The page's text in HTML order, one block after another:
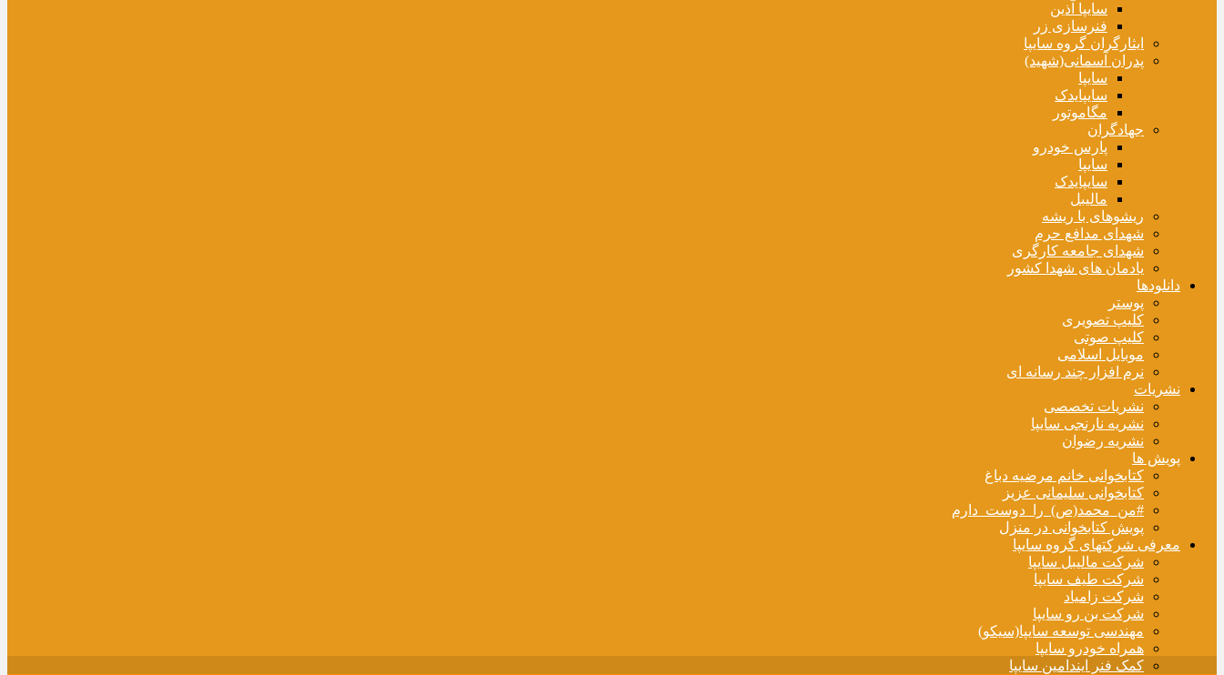
سایپا آذین
فنرسازی زر
ایثارگران گروه سایپا
پدران آسمانی(شهید)
سایپا
سایپایدک
مگاموتور
جهادگران
پارس خودرو
سایپا
سایپایدک
مالیبل
ریشوهای با ریشه
شهدای مدافع حرم
شهدای جامعه کارگری
یادمان های شهدا کشور
دانلودها
پوستر
کلیپ تصویری
کلیپ صوتی
موبایل اسلامی
نرم افزار چند رسانه ای
نشریات
نشریات تخصصی
نشریه نارنجی سایپا
نشریه رضوان
پویش ها
کتابخوانی خانم مرضیه دباغ
کتابخوانی سلیمانی عزیز
#من_محمد(ص)_را_دوست_دارم
پویش کتابخوانی در منزل
معرفی شرکتهای گروه سایپا
شرکت مالیبل سایپا
شرکت طیف سایپا
شرکت زامیاد
شرکت بن رو سایپا
مهندسی توسعه سایپا(سیکو)
همراه خودرو سایپا
کمک فنر ایندامین سایپا